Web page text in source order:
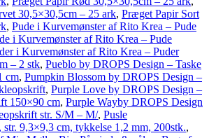
30,5×30,5cm – 25 ark, Præget Papir Sort
, Pude i Kurvemønster af Rito Krea – Pude
i Kurvemønster af Rito Krea – Pude
i Kurvemønster af Rito Krea – Puder
– 2 stk, Pueblo by DROPS Design – Taske
cm, Pumpkin Blossom by DROPS Design –
, Purple Love by DROPS Design –
150×90 cm, Purple Wayby DROPS Design
str. S/M – M/, Pusle
9,3×9,3 cm, tykkelse 1,2 mm, 200stk.,